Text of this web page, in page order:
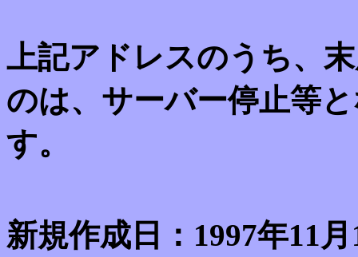
上記アドレスのうち、
のは、サーバー停止等
す。
新規作成日：1997年11